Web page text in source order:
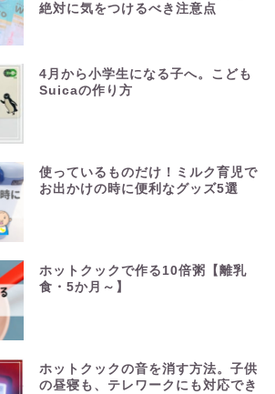
絶対に気をつけるべき注意点
4月から小学生になる子へ。こども
Suicaの作り方
使っているものだけ！ミルク育児で
お出かけの時に便利なグッズ5選
ホットクックで作る10倍粥【離乳
食・5か月～】
ホットクックの音を消す方法。子供
の昼寝も、テレワークにも対応でき